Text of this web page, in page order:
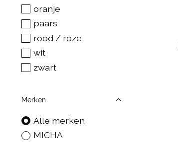
oranje
paars
rood / roze
wit
zwart
Merken
Alle merken
MICHA